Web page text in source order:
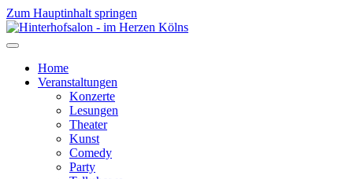
Zum Hauptinhalt springen
Home
Veranstaltungen
Konzerte
Lesungen
Theater
Kunst
Comedy
Party